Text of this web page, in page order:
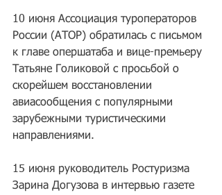
10 июня Ассоциация туроператоров
России (АТОР) обратилась с письмом
к главе опершатаба и вице-премьеру
Татьяне Голиковой с просьбой о
скорейшем восстановлении
авиасообщения с популярными
зарубежными туристическими
направлениями.
15 июня руководитель Ростуризма
Зарина Догузова в интервью газете